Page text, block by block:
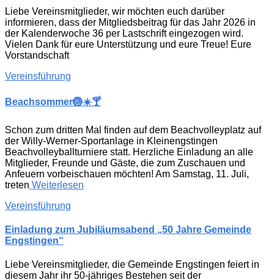
Liebe Vereinsmitglieder, wir möchten euch darüber
informieren, dass der Mitgliedsbeitrag für das Jahr 2026 in
der Kalenderwoche 36 per Lastschrift eingezogen wird.
Vielen Dank für eure Unterstützung und eure Treue! Eure
Vorstandschaft
Vereinsführung
Beachsommer🏐☀️🍸
Schon zum dritten Mal finden auf dem Beachvolleyplatz auf
der Willy-Werner-Sportanlage in Kleinengstingen
Beachvolleyballturniere statt. Herzliche Einladung an alle
Mitglieder, Freunde und Gäste, die zum Zuschauen und
Anfeuern vorbeischauen möchten! Am Samstag, 11. Juli,
treten Weiterlesen
Vereinsführung
Einladung zum Jubiläumsabend „50 Jahre Gemeinde
Engstingen“
Liebe Vereinsmitglieder, die Gemeinde Engstingen feiert in
diesem Jahr ihr 50-jähriges Bestehen seit der